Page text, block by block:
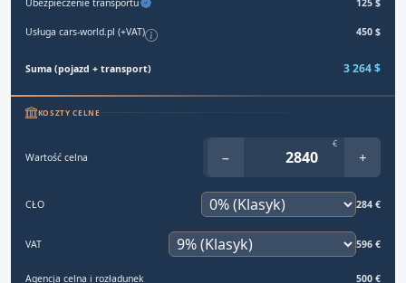
Usługa cars-world.pl (+VAT) 450 $
Suma (pojazd + transport) 3 264 $
KOSZTY CELNE
Wartość celna −
€
+
CŁO 284 €
VAT 596 €
Agencja celna i rozładunek 500 €